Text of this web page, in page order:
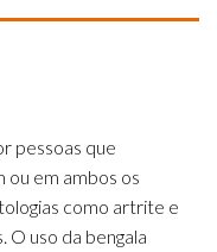
pessoas que
ou em ambos os
como artrite e
uso da bengala